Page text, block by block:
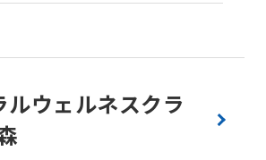
ルウェルネスクラ